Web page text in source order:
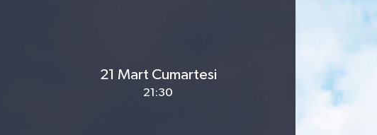
21 Mart Cumartesi
21:30